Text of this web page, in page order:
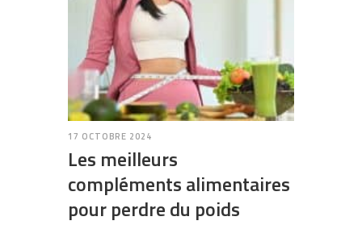
17 OCTOBRE 2024
Les meilleurs
compléments alimentaires
pour perdre du poids